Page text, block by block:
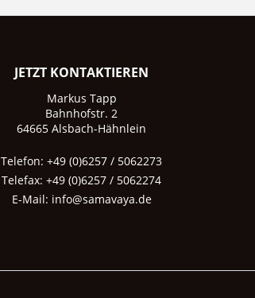
JETZT KONTAKTIEREN
Markus Tapp
Bahnhofstr. 2
64665 Alsbach-Hähnlein
Telefon: +49 (0)6257 / 5062273
Telefax: +49 (0)6257 / 5062274
E-Mail: info@samavaya.de